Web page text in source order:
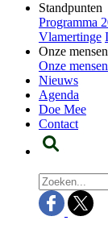
Standpunten
Programma
Vlamertinge
Onze mensen
Onze mensen
Nieuws
Agenda
Doe Mee
Contact